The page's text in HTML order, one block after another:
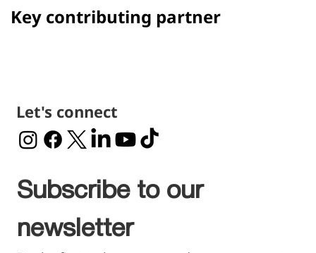
Key contributing partner
Let's connect
Subscribe to our
newsletter